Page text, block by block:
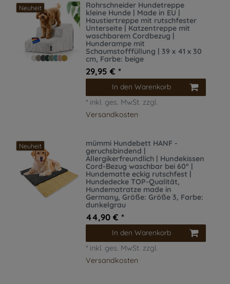
Neuheit
Rohrschneider Hundetreppe
kleine Hunde | Made in EU |
Haustiertreppe mit rutschfester
Unterseite | Katzentreppe mit
waschbarem Cordbezug |
Hunderampe mit
Schaumstofffüllung | 39 x 41 x 30
cm, Farbe: beige
29,95 € *
In den Warenkorb
* inkl. ges. MwSt. zzgl.
Versandkosten
Neuheit
mümmi Hundebett HANF -
geruchsbindend |
Allergikerfreundlich | Hundekissen
Cord-Bezug waschbar bei 60° |
Hundematte eckig rutschfest |
Hundedecke TOP-Qualität,
Hundematratze made in
Germany, Größe: Größe 3, Farbe:
dunkelgrau
44,90 € *
In den Warenkorb
* inkl. ges. MwSt. zzgl.
Versandkosten